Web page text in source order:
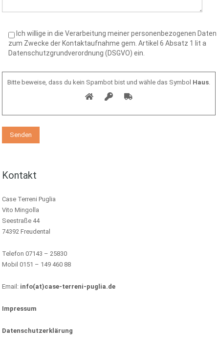
Ich willige in die Verarbeitung meiner personenbezogenen Daten
zum Zwecke der Kontaktaufnahme gem. Artikel 6 Absatz 1 lit a
Datenschutzgrundverordnung (DSGVO) ein.
Bitte beweise, dass du kein Spambot bist und wähle das Symbol Haus.
Kontakt
Case Terreni Puglia
Vito Mingolla
Seestraße 44
74392 Freudental
Telefon 07143 – 25830
Mobil 0151 – 149 460 88
Email: info(at)case-terreni-puglia.de
Impressum
Datenschutzerklärung